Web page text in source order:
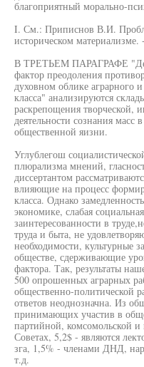
благоприятный морально-
I. См.: Приписнов В.И.
историческом
В ТРЕТЬЕМ ПАРАГРАФЕ
фактор преодоления
духовном облике аграрного
класса" анализируются
раскрепощения творческой,
деятельности сознания масс
общественной яизни.
Углублегош
плюрализма мнений,
диссертантом
влияющие на процесс
класса. Однако
экономике, слабая
заинтересованности в
труда и быта, не
необходимости, культурные
обществе, сдерживающие
фактора. Так, результаты
500 опрошенных аграрных
общественно-политической
ответов неоднозначна. Из
принимающих участив в
партийной, комсомольской
Советах, 5,2$ - являются
зга, 1,5% - членами ДНД,
т.д.